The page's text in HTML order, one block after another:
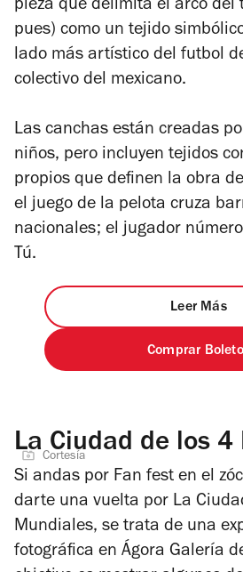
pieza que delimita el arco
pues) como un tejido
lado más artístico del futbol
colectivo del mexicano.
Las canchas están creadas
niños, pero incluyen tejidos
propios que definen la obra
el juego de la pelota cruza
nacionales; el jugador
Tú.
Leer Más
Comprar
La Ciudad de los
Cortesía
Si andas por Fan fest en el
darte una vuelta por La
Mundiales, se trata de una
fotográfica en Ágora Galería